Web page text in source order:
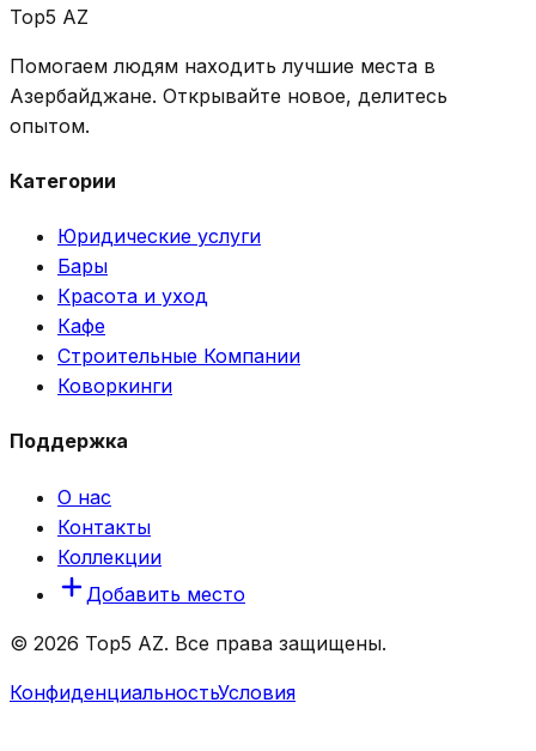
Top5 AZ
Помогаем людям находить лучшие места в
Азербайджане. Открывайте новое, делитесь
опытом.
Категории
Юридические услуги
Бары
Красота и уход
Кафе
Строительные Компании
Коворкинги
Поддержка
О нас
Контакты
Коллекции
Добавить место
© 2026 Top5 AZ. Все права защищены.
КонфиденциальностьУсловия